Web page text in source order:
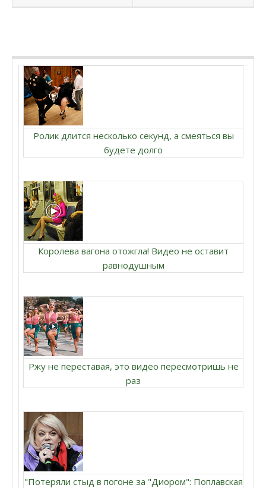
Ролик длится несколько секунд, а смеяться вы
будете долго
Королева вагона отожгла! Видео не оставит
равнодушным
Ржу не переставая, это видео пересмотришь не
раз
"Потеряли стыд в погоне за "Диором": Поплавская